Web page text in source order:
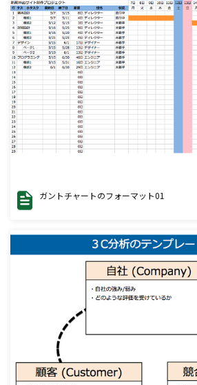
ガントチャートのフォーマット01